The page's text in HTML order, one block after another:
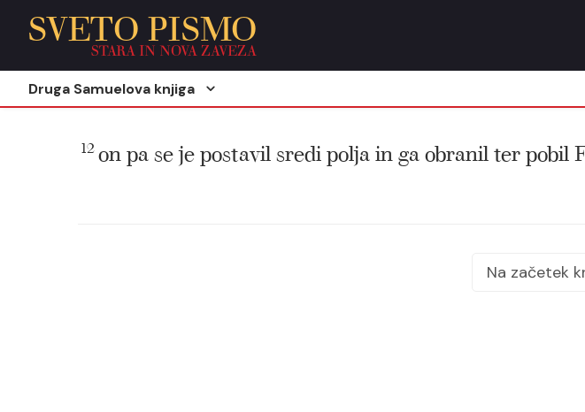
SVETO PISMO
STARA IN NOVA ZAVEZA
Druga Samuelova knjiga
12on pa se je postavil sredi polja in ga obranil ter pobil
Na začetek